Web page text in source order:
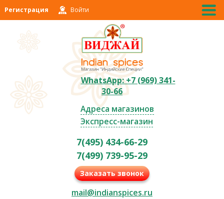
Регистрация Войти
WhatsApp: +7 (969) 341-
30-66
Адреса магазинов
Экспресс-магазин
7(495) 434-66-29
7(499) 739-95-29
Заказать звонок
mail@indianspices.ru